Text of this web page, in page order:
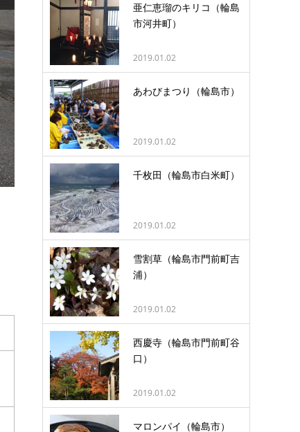
亜仁恵瑠のキリコ（輪島
市河井町）
2019.01.02
あわびまつり（輪島市）
2019.01.02
千枚田（輪島市白米町）
2019.01.02
雪割草（輪島市門前町吉
浦）
2019.01.02
西慶寺（輪島市門前町谷
口）
2019.01.02
マロンパイ（輪島市）